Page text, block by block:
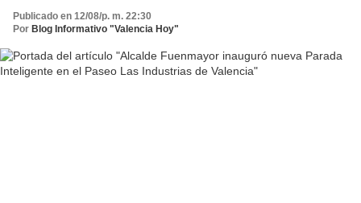
Publicado en 12/08/p. m. 22:30
Por Blog Informativo "Valencia Hoy"